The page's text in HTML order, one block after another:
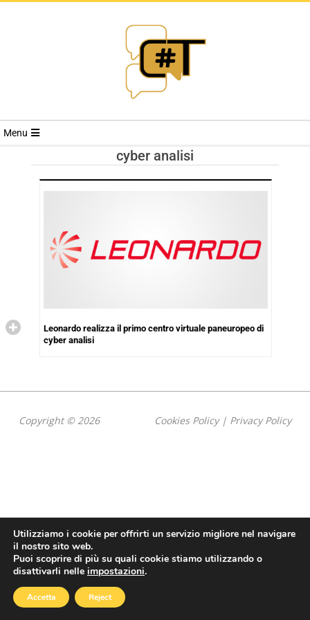
RIVISTA
Menu
cyber analisi
Leonardo realizza il primo centro virtuale paneuropeo di
cyber analisi
Copyright © 2026 Cookies Policy| Privacy Policy
Utilizziamo i cookie per offrirti un servizio migliore nel navigare
il nostro sito web.
Puoi scoprire di più su quali cookie stiamo utilizzando o
disattivarli nelle impostazioni.
Accetta Reject